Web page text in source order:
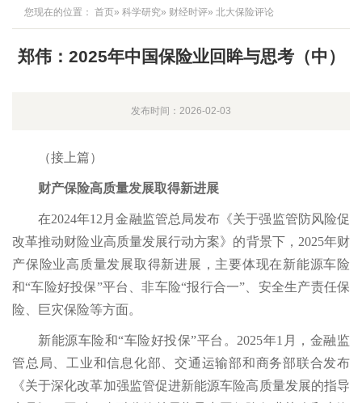
您现在的位置： 首页» 科学研究» 财经时评» 北大保险评论
郑伟：2025年中国保险业回眸与思考（中）
发布时间：2026-02-03
（接上篇）
财产保险高质量发展取得新进展
在2024年12月金融监管总局发布《关于强监管防风险促
改革推动财险业高质量发展行动方案》的背景下，2025年财
产保险业高质量发展取得新进展，主要体现在新能源车险
和“车险好投保”平台、非车险“报行合一”、安全生产责任保
险、巨灾保险等方面。
新能源车险和“车险好投保”平台。2025年1月，金融监
管总局、工业和信息化部、交通运输部和商务部联合发布
《关于深化改革加强监管促进新能源车险高质量发展的指导